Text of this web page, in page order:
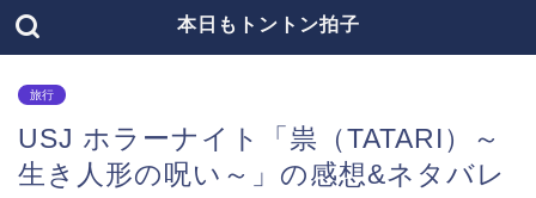
本日もトントン拍子
旅行
USJ ホラーナイト「祟（TATARI）～
生き人形の呪い～」の感想&ネタバレ